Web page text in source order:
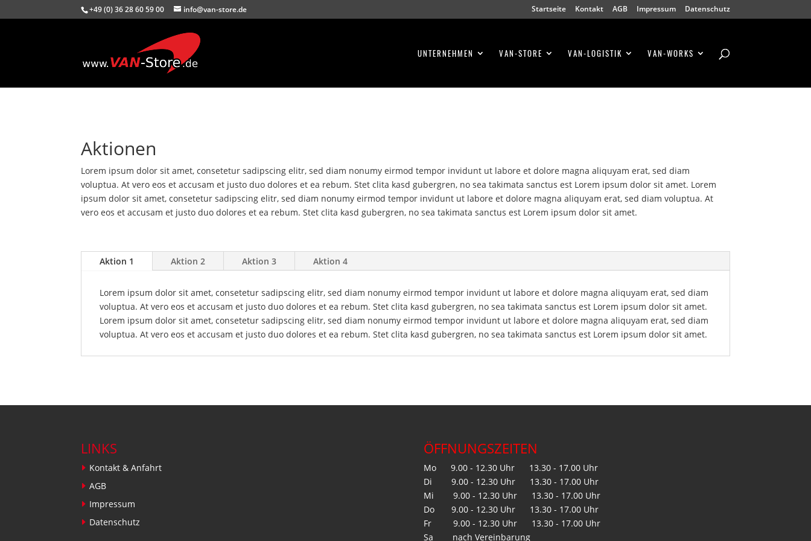
+49 (0) 36 28 60 59 00 info@van-store.de Startseite Kontakt AGB Impressum Datenschutz
UNTERNEHMEN VAN-STORE VAN-LOGISTIK VAN-WORKS
Aktionen
Lorem ipsum dolor sit amet, consetetur sadipscing elitr, sed diam nonumy eirmod tempor invidunt ut labore et dolore magna aliquyam erat, sed diam
voluptua. At vero eos et accusam et justo duo dolores et ea rebum. Stet clita kasd gubergren, no sea takimata sanctus est Lorem ipsum dolor sit amet. Lorem
ipsum dolor sit amet, consetetur sadipscing elitr, sed diam nonumy eirmod tempor invidunt ut labore et dolore magna aliquyam erat, sed diam voluptua. At
vero eos et accusam et justo duo dolores et ea rebum. Stet clita kasd gubergren, no sea takimata sanctus est Lorem ipsum dolor sit amet.
Aktion 1 Aktion 2 Aktion 3 Aktion 4
Lorem ipsum dolor sit amet, consetetur sadipscing elitr, sed diam nonumy eirmod tempor invidunt ut labore et dolore magna aliquyam erat, sed diam
voluptua. At vero eos et accusam et justo duo dolores et ea rebum. Stet clita kasd gubergren, no sea takimata sanctus est Lorem ipsum dolor sit amet.
Lorem ipsum dolor sit amet, consetetur sadipscing elitr, sed diam nonumy eirmod tempor invidunt ut labore et dolore magna aliquyam erat, sed diam
voluptua. At vero eos et accusam et justo duo dolores et ea rebum. Stet clita kasd gubergren, no sea takimata sanctus est Lorem ipsum dolor sit amet.
LINKS
Kontakt & Anfahrt
AGB
Impressum
Datenschutz
ÖFFNUNGSZEITEN
Mo 9.00 - 12.30 Uhr 13.30 - 17.00 Uhr
Di 9.00 - 12.30 Uhr 13.30 - 17.00 Uhr
Mi 9.00 - 12.30 Uhr 13.30 - 17.00 Uhr
Do 9.00 - 12.30 Uhr 13.30 - 17.00 Uhr
Fr 9.00 - 12.30 Uhr 13.30 - 17.00 Uhr
Sa nach Vereinbarung